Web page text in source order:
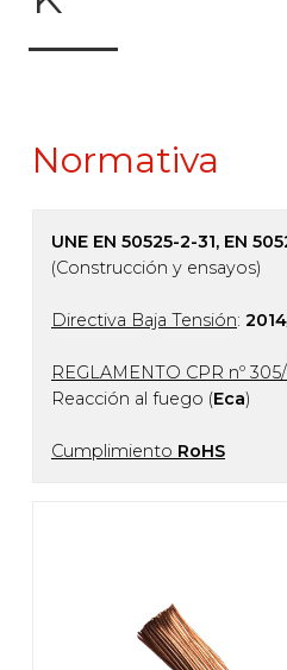
Normativa
UNE EN 50525-2-31, EN
(Construcción y ensayos)
Directiva Baja Tensión:
REGLAMENTO CPR nº
Reacción al fuego (Eca)
Cumplimiento RoHS